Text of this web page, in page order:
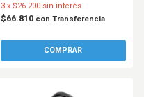
$66.810 con Transferencia
3 x $26.200 sin interés